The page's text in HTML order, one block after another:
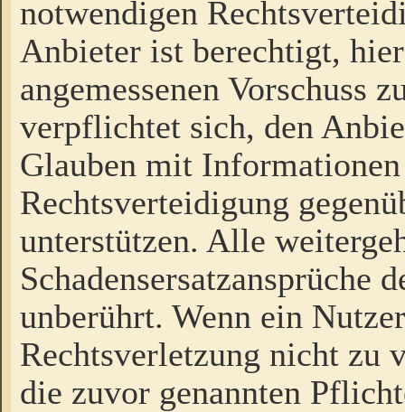
notwendigen
Anbieter ist berechtigt,
angemessenen Vorschuss
verpflichtet sich, den
Glauben mit
Rechtsverteidigung
unterstützen. Alle
Schadensersatzansprüche
unberührt. Wenn ein
Rechtsverletzung nicht zu
die zuvor genannten